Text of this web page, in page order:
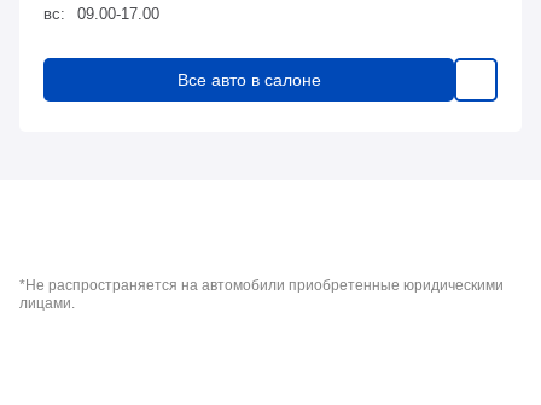
вс:
09.00-17.00
Все авто в салоне
*Не распространяется на автомобили приобретенные юридическими
лицами.